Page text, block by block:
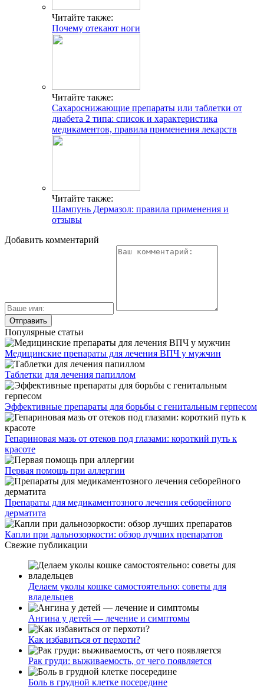
Читайте также:
Почему отекают ноги
Читайте также:
Сахароснижающие препараты или таблетки от
диабета 2 типа: список и характеристика
медикаментов, правила применения лекарств
Читайте также:
Шампунь Дермазол: правила применения и
отзывы
Добавить комментарий
Популярные статьи
Медицинские препараты для лечения ВПЧ у мужчин
Таблетки для лечения папиллом
Эффективные препараты для борьбы с генитальным герпесом
Гепариновая мазь от отеков под глазами: короткий путь к
красоте
Первая помощь при аллергии
Препараты для медикаментозного лечения себорейного
дерматита
Капли при дальнозоркости: обзор лучших препаратов
Свежие публикации
Делаем уколы кошке самостоятельно: советы для
владельцев
Ангина у детей — лечение и симптомы
Как избавиться от перхоти?
Рак груди: выживаемость, от чего появляется
Боль в грудной клетке посередине